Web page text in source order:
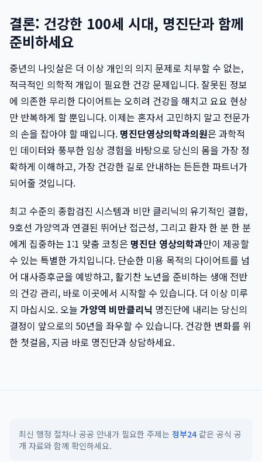
결론: 건강한 100세 시대, 명진단과 함께
준비하세요
중년의 나잇살은 더 이상 개인의 의지 문제로 치부할 수 없는,
적극적인 의학적 개입이 필요한 건강 문제입니다. 잘못된 정보
에 의존한 무리한 다이어트는 오히려 건강을 해치고 요요 현상
만 반복하게 할 뿐입니다. 이제는 혼자서 고민하지 말고 전문가
의 손을 잡아야 할 때입니다. 명진단영상의학과의원은 과학적
인 데이터와 풍부한 임상 경험을 바탕으로 당신의 몸을 가장 정
확하게 이해하고, 가장 건강한 길로 안내하는 든든한 파트너가
되어줄 것입니다.
최고 수준의 종합검진 시스템과 비만 클리닉의 유기적인 결합,
9호선 가양역과 연결된 뛰어난 접근성, 그리고 환자 한 분 한 분
에게 집중하는 1:1 맞춤 코칭은 명진단 영상의학과만이 제공할
수 있는 특별한 가치입니다. 단순한 미용 목적의 다이어트를 넘
어 대사증후군을 예방하고, 활기찬 노년을 준비하는 생애 전반
의 건강 관리, 바로 이곳에서 시작할 수 있습니다. 더 이상 미루
지 마십시오. 오늘 가양역 비만클리닉 명진단에 내리는 당신의
결정이 앞으로의 50년을 좌우할 수 있습니다. 건강한 변화를 위
한 첫걸음, 지금 바로 명진단과 상담하세요.
최신 행정 절차나 공공 안내가 필요한 주제는 정부24 같은 공식 공
개 자료와 함께 확인하세요.